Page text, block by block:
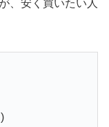
、安く買いたい人